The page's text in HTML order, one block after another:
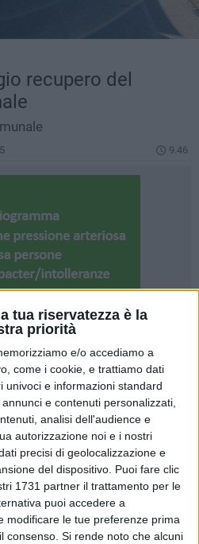
tua riservatezza è la
priorità
e/o accediamo a
come i cookie, e trattiamo dati
univoci e informazioni standard
e contenuti personalizzati,
analisi dell'audience e
autorizzazione noi e i nostri
precisi di geolocalizzazione e
del dispositivo. Puoi fare clic
1731 partner il trattamento per le
puoi accedere a
modificare le tue preferenze prima
consenso. Si rende noto che alcuni
recupero del
9.46
il recupero del mercato
2025 che non si era svolto